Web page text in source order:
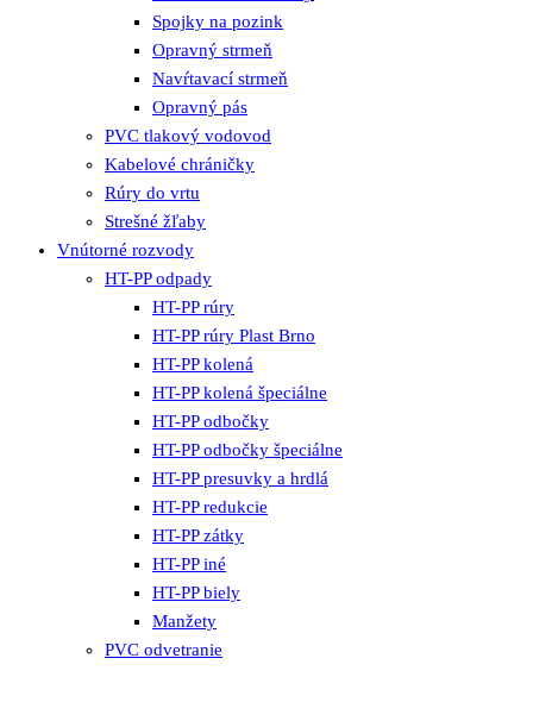
Spojky na pozink
Opravný strmeň
Navŕtavací strmeň
Opravný pás
PVC tlakový vodovod
Kabelové chráničky
Rúry do vrtu
Strešné žľaby
Vnútorné rozvody
HT-PP odpady
HT-PP rúry
HT-PP rúry Plast Brno
HT-PP kolená
HT-PP kolená špeciálne
HT-PP odbočky
HT-PP odbočky špeciálne
HT-PP presuvky a hrdlá
HT-PP redukcie
HT-PP zátky
HT-PP iné
HT-PP biely
Manžety
PVC odvetranie